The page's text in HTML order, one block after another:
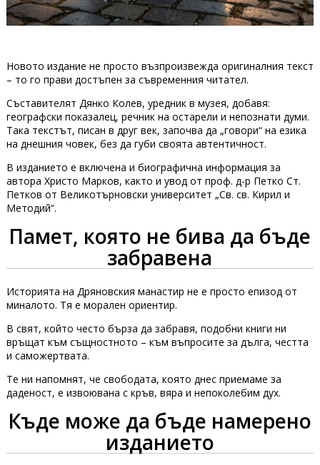
Новото издание не просто възпроизвежда оригиналния текст
– то го прави достъпен за съвременния читател.
Съставителят Дянко Колев, уредник в музея, добавя:
географски показалец, речник на остарели и непознати думи.
Така текстът, писан в друг век, започва да „говори“ на езика
на днешния човек, без да губи своята автентичност.
В изданието е включена и биографична информация за
автора Христо Марков, както и увод от проф. д-р Петко Ст.
Петков от Великотърновски университет „Св. св. Кирил и
Методий“.
Памет, която не бива да бъде
забравена
Историята на Дряновския манастир не е просто епизод от
миналото. Тя е морален ориентир.
В свят, който често бърза да забравя, подобни книги ни
връщат към същностното – към въпросите за дълга, честта
и саможертвата.
Те ни напомнят, че свободата, която днес приемаме за
даденост, е извоювана с кръв, вяра и непоколебим дух.
Къде може да бъде намерено
изданието